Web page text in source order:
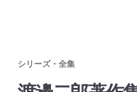
シリーズ・全集